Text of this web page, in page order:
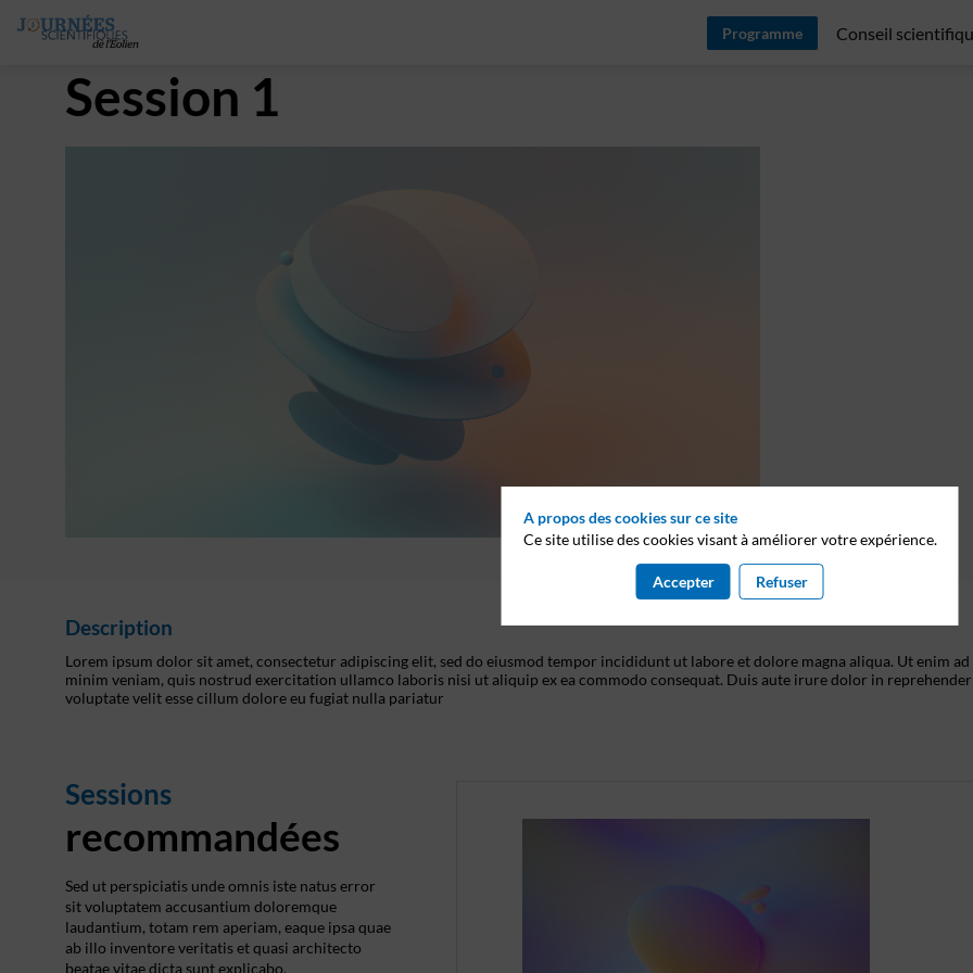
Programme Conseil
Session 1
Description
Lorem ipsum dolor sit amet, consectetur adipiscing elit, sed do eiusmod tempor incididunt ut labore et dolore magna aliqua. Ut enim ad
minim veniam, quis nostrud exercitation ullamco laboris nisi ut aliquip ex ea commodo consequat. Duis aute irure dolor in
voluptate velit esse cillum dolore eu fugiat nulla pariatur
Sessions
recommandées
Sed ut perspiciatis unde omnis iste natus error
sit voluptatem accusantium doloremque
laudantium, totam rem aperiam, eaque ipsa quae
ab illo inventore veritatis et quasi architecto
beatae vitae dicta sunt explicabo.
A propos des cookies sur ce site
Ce site utilise des cookies visant à améliorer votre expérience.
Accepter Refuser